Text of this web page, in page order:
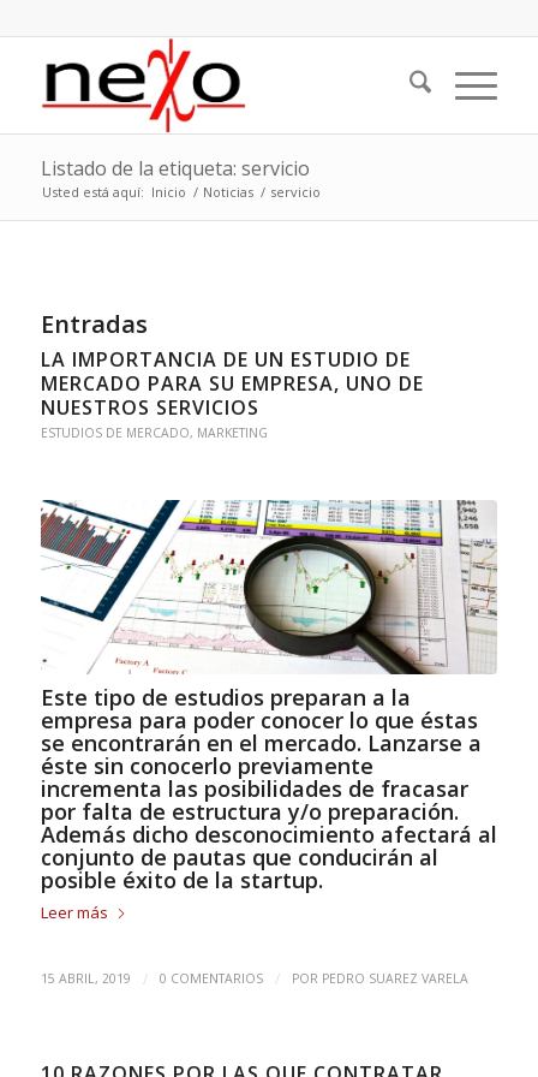
Listado de la etiqueta: servicio
Usted está aquí: Inicio / Noticias / servicio
Entradas
LA IMPORTANCIA DE UN ESTUDIO DE
MERCADO PARA SU EMPRESA, UNO DE
NUESTROS SERVICIOS
ESTUDIOS DE MERCADO, MARKETING
Este tipo de estudios preparan a la
empresa para poder conocer lo que éstas
se encontrarán en el mercado. Lanzarse a
éste sin conocerlo previamente
incrementa las posibilidades de fracasar
por falta de estructura y/o preparación.
Además dicho desconocimiento afectará al
conjunto de pautas que conducirán al
posible éxito de la startup.
Leer más
15 ABRIL, 2019 / 0 COMENTARIOS / POR PEDRO SUAREZ VARELA